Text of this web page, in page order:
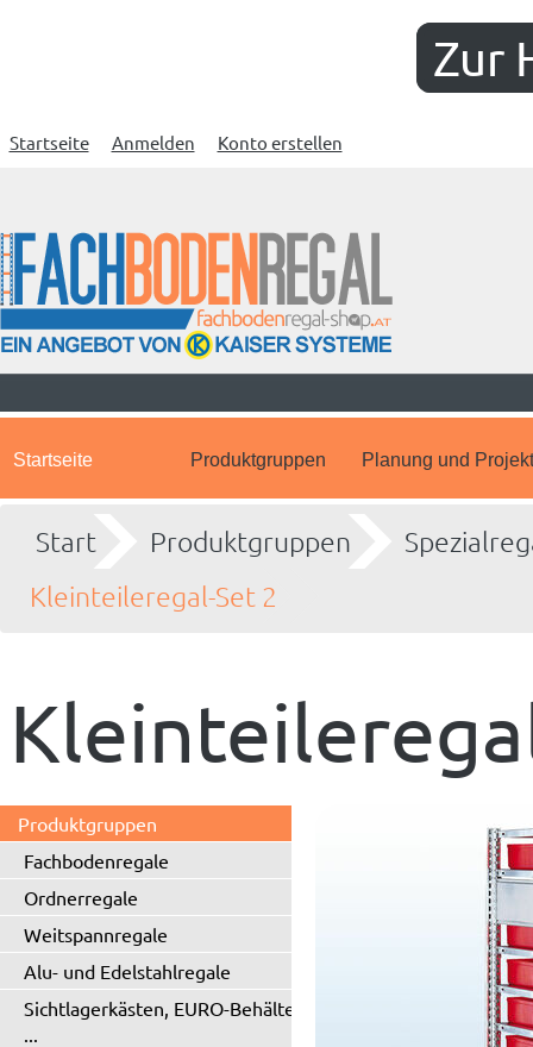
Zur
Startseite Anmelden Konto erstellen
Startseite Produktgruppen Planung und
Start Produktgruppen
Kleinteileregal-Set 2
Produktgruppen
Fachbodenregale
Ordnerregale
Weitspannregale
Alu- und Edelstahlregale
Sichtlagerkästen, EURO-Behälter
...